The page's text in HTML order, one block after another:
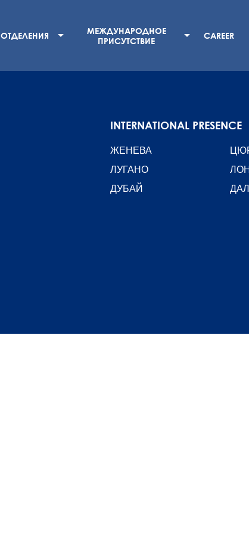
ОТДЕЛЕНИЯ
МЕЖДУНАРОДНОЕ
ПРИСУТСТВИЕ
CAREER
INTERNATIONAL PRESENCE
ЖЕНЕВА
ЛУГАНО
ДУБАЙ